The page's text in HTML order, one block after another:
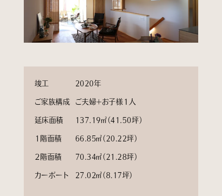
よくあるご質問
竣工 2020年
ご家族構成 ご夫婦＋お子様１人
延床面積 137.19㎡（41.50坪）
１階面積 66.85㎡（20.22坪）
２階面積 70.34㎡（21.28坪）
カーポート 27.02㎡（8.17坪）